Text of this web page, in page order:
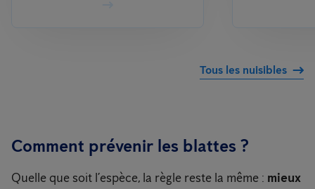
Tous les nuisibles
Comment prévenir les blattes ?
Quelle que soit l’espèce, la règle reste la même : mieux